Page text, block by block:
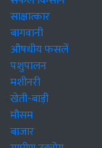
साक्षात्कार
बागवानी
औषधीय फसलें
पशुपालन
मशीनरी
खेती-बाड़ी
मौसम
बाजार